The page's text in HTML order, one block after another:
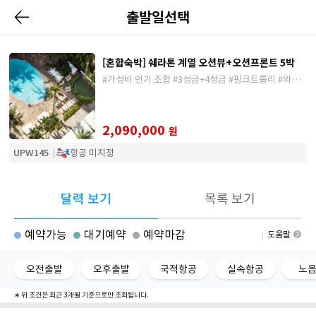
출발일선택
[혼합숙박] 쉐라톤 계열 오션뷰+오션프론트 5박
#가성비 인기 조합 #3성급+4성급 #핑크트롤리 #와이
2,090,000 원
UPW145 항공 미지정
달력 보기 목록 보기
예약가능 대기예약 예약마감 도움말
오전출발 오후출발 국적항공 실속항공 노
∗ 위 조건은 최근 3개월 기준으로만 조회됩니다.